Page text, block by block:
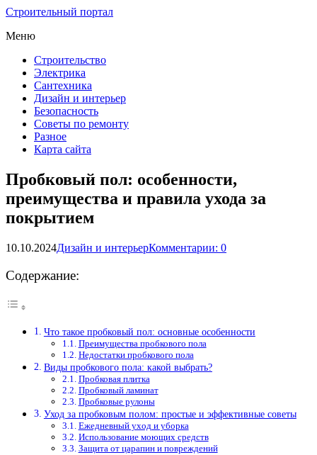
Строительный портал
Меню
Строительство
Электрика
Сантехника
Дизайн и интерьер
Безопасность
Советы по ремонту
Разное
Карта сайта
Пробковый пол: особенности,
преимущества и правила ухода за
покрытием
10.10.2024Дизайн и интерьерКомментарии: 0
Содержание:
Что такое пробковый пол: основные особенности
Преимущества пробкового пола
Недостатки пробкового пола
Виды пробкового пола: какой выбрать?
Пробковая плитка
Пробковый ламинат
Пробковые рулоны
Уход за пробковым полом: простые и эффективные советы
Ежедневный уход и уборка
Использование моющих средств
Защита от царапин и повреждений